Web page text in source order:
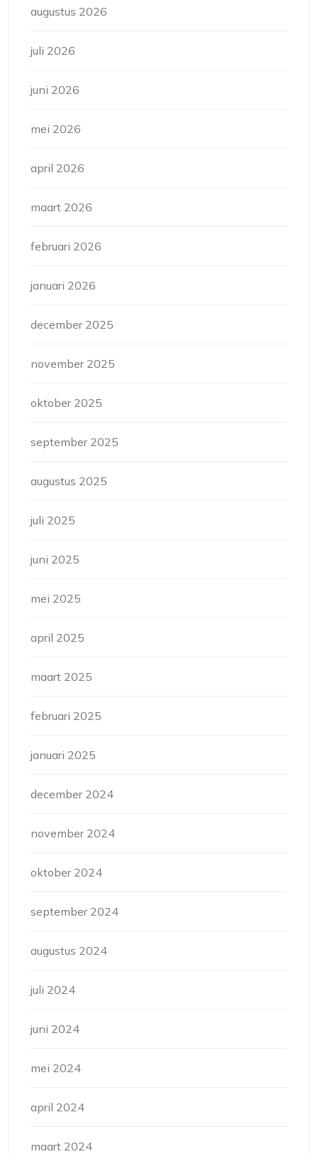
augustus 2026
juli 2026
juni 2026
mei 2026
april 2026
maart 2026
februari 2026
januari 2026
december 2025
november 2025
oktober 2025
september 2025
augustus 2025
juli 2025
juni 2025
mei 2025
april 2025
maart 2025
februari 2025
januari 2025
december 2024
november 2024
oktober 2024
september 2024
augustus 2024
juli 2024
juni 2024
mei 2024
april 2024
maart 2024